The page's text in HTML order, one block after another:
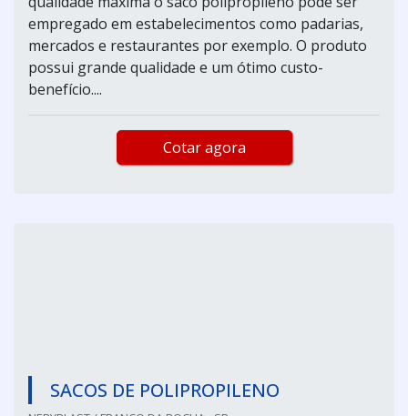
empregado em estabelecimentos como padarias,
mercados e restaurantes por exemplo. O produto
possui grande qualidade e um ótimo custo-
benefício....
Cotar agora
SACOS DE POLIPROPILENO